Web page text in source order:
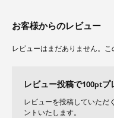
お客様からのレビュー
レビューはまだありません。こ
レビュー投稿で100ptプ
レビューを投稿していただ
ントいたします。